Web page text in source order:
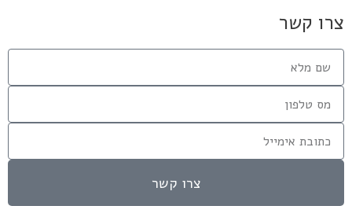
צרו קשר
צרו קשר